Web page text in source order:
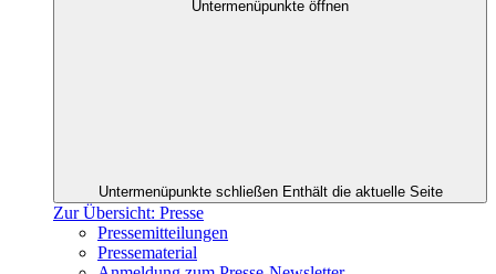
Untermenüpunkte öffnen
Untermenüpunkte schließen Enthält die aktuelle Seite
Zur Übersicht: Presse
Pressemitteilungen
Pressematerial